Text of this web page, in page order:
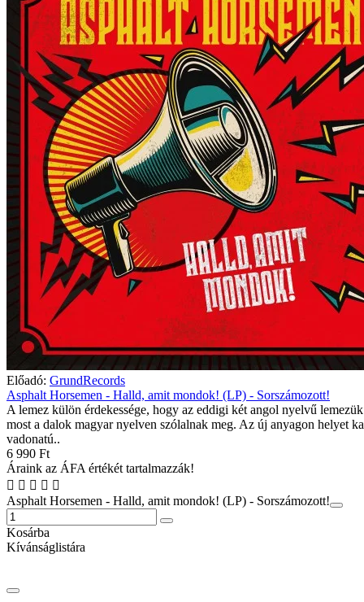
Előadó: GrundRecords
Asphalt Horsemen - Halld, amit mondok! (LP) - Sorszámozott!
A lemez külön érdekessége, hogy az eddigi két angol nyelvű
most a dalok magyar nyelven szólalnak meg. Az új anyagon helyet
vadonatú..
6 990 Ft
Áraink az ÁFA értékét tartalmazzák!
Asphalt Horsemen - Halld, amit mondok! (LP) - Sorszámozott!
Kosárba
Kívánságlistára